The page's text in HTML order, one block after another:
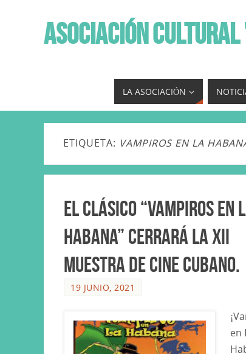
ASOCIACIÓN
LA ASOCIACIÓN
ETIQUETA: VAMPIROS EN LA
El clásico “Vampiros en
Habana” cerrará la XII
Muestra de Cine Cubano.
19 JUNIO, 2021
en